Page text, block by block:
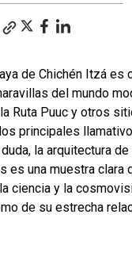
de Chichén Itzá es
del mundo
Ruta Puuc y otros
principales
duda, la arquitectura
es una muestra clara
ciencia y la
de su estrecha